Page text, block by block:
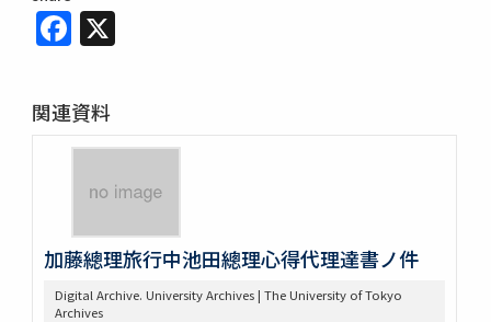
Facebook
関連資料
加藤總理旅行中池田總理心得代理達書ノ件
Digital Archive. University Archives | The University of Tokyo
Archives